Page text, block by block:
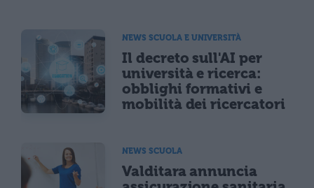
NEWS SCUOLA E UNIVERSITÀ
Il decreto sull'AI per
università e ricerca:
obblighi formativi e
mobilità dei ricercatori
NEWS SCUOLA
Valditara annuncia